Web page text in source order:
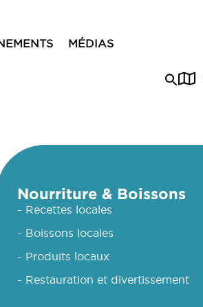
MÉDIAS
Nourriture & Boissons
- Recettes locales
- Boissons locales
- Produits locaux
- Restauration et divertissement